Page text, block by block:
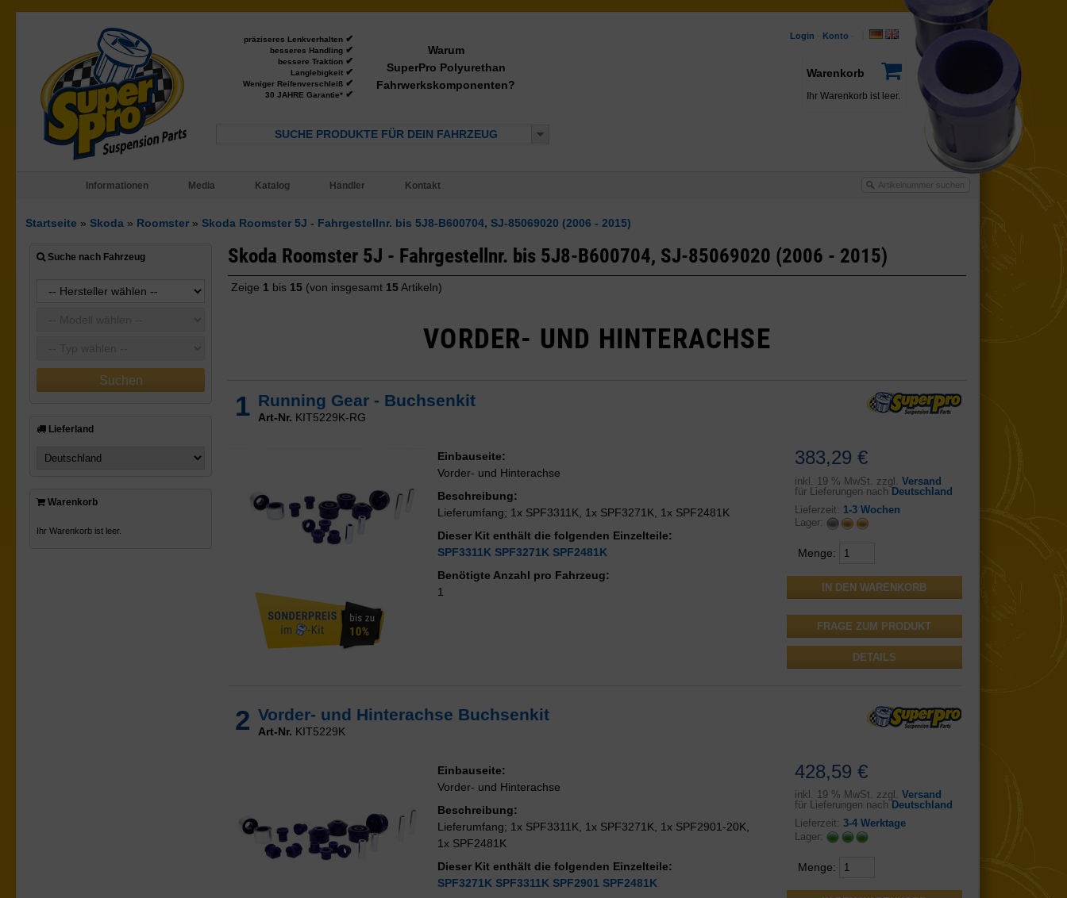
präziseres Lenkverhalten ✔
besseres Handling ✔
bessere Traktion ✔
Langlebigkeit ✔
Weniger Reifenverschleiß ✔
30 JAHRE Garantie* ✔
Warum
SuperPro Polyurethan
Fahrwerkskomponenten?
SUCHE PRODUKTE FÜR DEIN FAHRZEUG
Login Konto
Warenkorb
Ihr Warenkorb ist leer.
Informationen Media Katalog Händler Kontakt
Startseite » Skoda » Roomster » Skoda Roomster 5J - Fahrgestellnr. bis 5J8-B600704, SJ-85069020 (2006 - 2015)
Suche nach Fahrzeug
Lieferland
Warenkorb
Ihr Warenkorb ist leer.
Skoda Roomster 5J - Fahrgestellnr. bis 5J8-B600704, SJ-85069020 (2006 - 2015)
Zeige 1 bis 15 (von insgesamt 15Artikeln)
VORDER- UND HINTERACHSE
1 Running Gear - Buchsenkit
Art-Nr. KIT5229K-RG
383,29 €
inkl. 19 % MwSt. zzgl. Versand
für Lieferungen nachDeutschland
Lieferzeit: 1-3 Wochen
Lager:
Menge:
FRAGE ZUM PRODUKT
DETAILS
Einbauseite:
Vorder- und Hinterachse
Beschreibung:
Lieferumfang; 1x SPF3311K, 1x SPF3271K, 1x SPF2481K
Dieser Kit enthält die folgenden Einzelteile:
SPF3311K SPF3271K SPF2481K
Benötigte Anzahl pro Fahrzeug:
1
2 Vorder- und Hinterachse Buchsenkit
Art-Nr. KIT5229K
428,59 €
inkl. 19 % MwSt. zzgl. Versand
für Lieferungen nach Deutschland
Lieferzeit: 3-4 Werktage
Lager:
Menge:
Einbauseite:
Vorder- und Hinterachse
Beschreibung:
Lieferumfang; 1x SPF3311K, 1x SPF3271K, 1x SPF2901-20K,
1x SPF2481K
Dieser Kit enthält die folgenden Einzelteile:
SPF3271K SPF3311K SPF2901 SPF2481K